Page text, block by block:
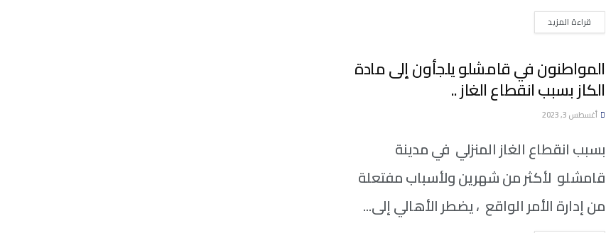
قراءة المزيدDETAILS
المواطنون في قامشلو يلجأون إلى مادة
الكاز بسبب انقطاع الغاز ..
أغسطس 3, 2023
بسبب انقطاع الغاز المنزلي في مدينة
قامشلو لأكثر من شهرين ولأسباب مفتعلة
من إدارة الأمر الواقع ، يضطر الأهالي إلى...